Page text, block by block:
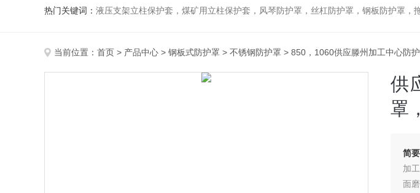
热门关键词： 液压支架立柱保护套，煤矿用立柱保护套，风琴防护罩，丝杠防护罩，钢板防护罩，
当前位置： 首页 > 产品中心 > 钢板式防护罩 > 不锈钢防护罩 > 850，1060供应滕州加工中心防
供
罩
简
加
面